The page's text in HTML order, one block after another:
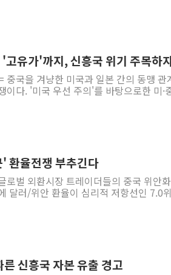
여야,
풀무
현대그
與 "세
유가'까지, 신흥국 위기 주목하
국을 겨냥한 미국과 일본 간의 동맹 관
이다. '미국 우선 주의'를 바탕으로한 미·
환율전쟁 부추긴다
벌 외환시장 트레이더들의 중국 위안
달러/위안 환율이 심리적 저항선인 7.0
신흥국 자본 유출 경고